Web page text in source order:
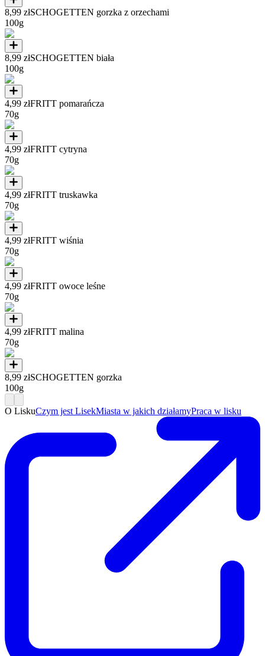
8,99 złSCHOGETTEN gorzka z orzechami
100g
8,99 złSCHOGETTEN biała
100g
4,99 złFRITT pomarańcza
70g
4,99 złFRITT cytryna
70g
4,99 złFRITT truskawka
70g
4,99 złFRITT wiśnia
70g
4,99 złFRITT owoce leśne
70g
4,99 złFRITT malina
70g
8,99 złSCHOGETTEN gorzka
100g
O LiskuCzym jest LisekMiasta w jakich działamyPraca w lisku